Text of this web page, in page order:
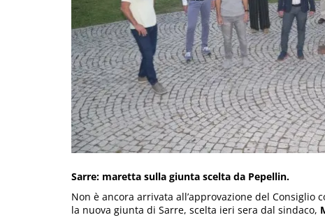
Sarre: maretta sulla giunta scelta da Pepellin.
Non è ancora arrivata all’approvazione del Consiglio
la nuova giunta di Sarre, scelta ieri sera dal sindaco,